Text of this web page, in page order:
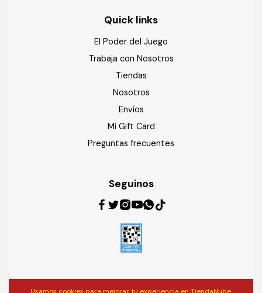
Quick links
El Poder del Juego
Trabaja con Nosotros
Tiendas
Nosotros
Envíos
Mi Gift Card
Preguntas frecuentes
Seguinos
Usamos cookies para mejorar tu experiencia en TiendaNube.